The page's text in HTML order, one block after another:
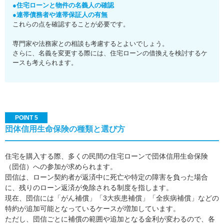
●住宅ローンと物件の名義人の確認
●連帯債務者や連帯保証人の有無
これらの点を確認することが必要です。
専門家や法務家との相談も考慮するとよいでしょう。
さらに、名義を変更する際には、住宅ローンの借換えを検討するケ
ースも考えられます。
POINT 5
団体信用生命保険の種類と選び方
住宅を購入する際、多くの民間の住宅ローンで団体信用生命保険
（団信）への参加が求められます。
団信は、ローン契約者が返済中に死亡や特定の障害を負った場合
に、残りのローン返済が免除される制度を指します。
現在、団信には「がん補償」「3大疾患補償」「全疾病補償」などの
特約が追加可能となっているケースが増加しています。
ただし、団信ごとに補償の範囲や追加となる金利が変わるので、各